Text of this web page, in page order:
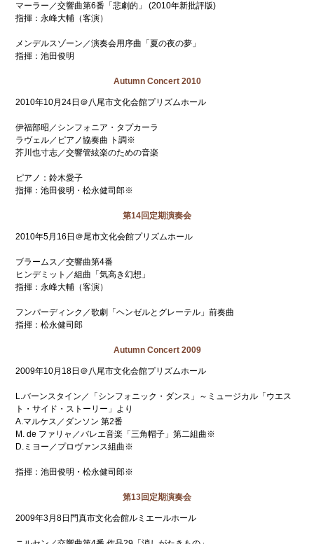
マーラー／交響曲第6番「悲劇的」 (2010年新批評版)
指揮：永峰大輔（客演）
メンデルスゾーン／演奏会用序曲「夏の夜の夢」
指揮：池田俊明
Autumn Concert 2010
2010年10月24日＠八尾市文化会館プリズムホール
伊福部昭／シンフォニア・タプカーラ
ラヴェル／ピアノ協奏曲 ト調※
芥川也寸志／交響管絃楽のための音楽
ピアノ：鈴木愛子
指揮：池田俊明・松永健司郎※
第14回定期演奏会
2010年5月16日＠尾市文化会館プリズムホール
ブラームス／交響曲第4番
ヒンデミット／組曲「気高き幻想」
指揮：永峰大輔（客演）
フンパーディンク／歌劇「ヘンゼルとグレーテル」前奏曲
指揮：松永健司郎
Autumn Concert 2009
2009年10月18日＠八尾市文化会館プリズムホール
L.バーンスタイン／「シンフォニック・ダンス」～ミュージカル「ウエス
ト・サイド・ストーリー」より
A.マルケス／ダンソン 第2番
M. de ファリャ／バレエ音楽「三角帽子」第二組曲※
D.ミヨー／プロヴァンス組曲※
指揮：池田俊明・松永健司郎※
第13回定期演奏会
2009年3月8日門真市文化会館ルミエールホール